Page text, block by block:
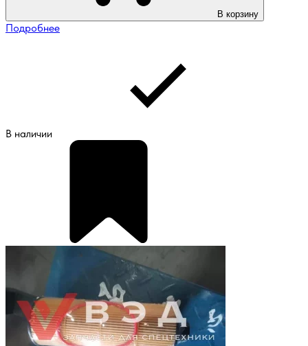
В корзину
Подробнее
В наличии